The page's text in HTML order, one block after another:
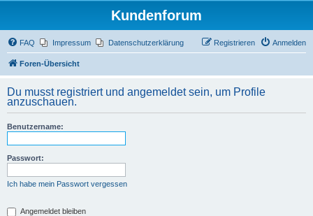
Kundenforum
FAQ Impressum Datenschutzerklärung Anmelden
Registrieren
Foren-Übersicht
Du musst registriert und angemeldet sein, um Profile
anzuschauen.
Benutzername:
Passwort:
Ich habe mein Passwort vergessen
Angemeldet bleiben